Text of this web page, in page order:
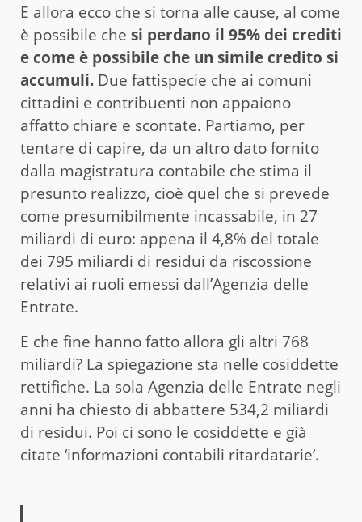
E allora ecco che si torna alle cause, al come
è possibile che si perdano il 95% dei crediti
e come è possibile che un simile credito si
accumuli. Due fattispecie che ai comuni
cittadini e contribuenti non appaiono
affatto chiare e scontate. Partiamo, per
tentare di capire, da un altro dato fornito
dalla magistratura contabile che stima il
presunto realizzo, cioè quel che si prevede
come presumibilmente incassabile, in 27
miliardi di euro: appena il 4,8% del totale
dei 795 miliardi di residui da riscossione
relativi ai ruoli emessi dall’Agenzia delle
Entrate.
E che fine hanno fatto allora gli altri 768
miliardi? La spiegazione sta nelle cosiddette
rettifiche. La sola Agenzia delle Entrate negli
anni ha chiesto di abbattere 534,2 miliardi
di residui. Poi ci sono le cosiddette e già
citate ‘informazioni contabili ritardatarie’.